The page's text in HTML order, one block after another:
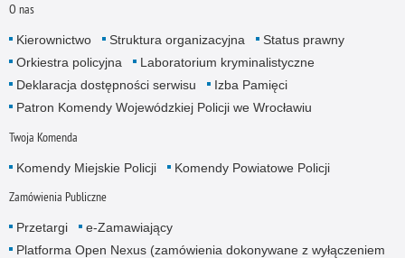
O nas
Kierownictwo Struktura organizacyjna
Status prawny
Orkiestra policyjna
Laboratorium kryminalistyczne
Deklaracja dostępności serwisu
Izba Pamięci
Patron Komendy Wojewódzkiej Policji we Wrocławiu
Twoja Komenda
Komendy Miejskie Policji Komendy Powiatowe Policji
Zamówienia Publiczne
Przetargi
e-Zamawiający
Platforma Open Nexus (zamówienia dokonywane z wyłączeniem